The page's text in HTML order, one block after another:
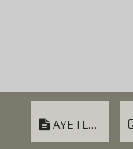
AYETLER